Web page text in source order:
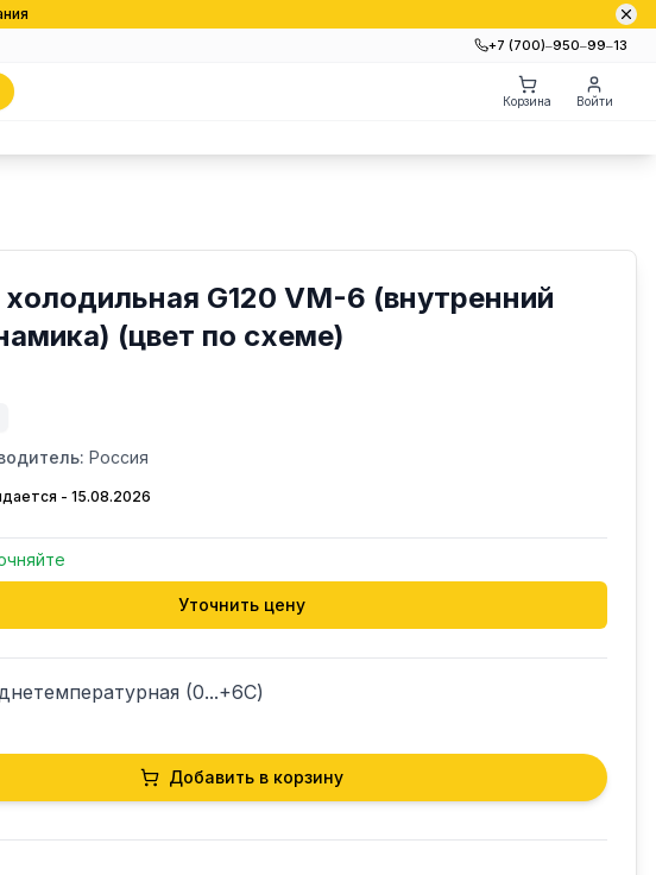
+7 (700)‒950‒99‒13
Корзина Войти
G120 VM-6 (внутренний
(цвет по схеме)
Россия
- 15.08.2026
Уточнить цену
(0...+6С)
Добавить в корзину